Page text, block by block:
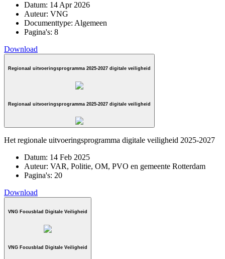
Datum: 14 Apr 2026
Auteur: VNG
Documenttype: Algemeen
Pagina's: 8
Download
Regionaal uitvoeringsprogramma 2025-2027 digitale veiligheid
Regionaal uitvoeringsprogramma 2025-2027 digitale veiligheid
Het regionale uitvoeringsprogramma digitale veiligheid 2025-2027
Datum: 14 Feb 2025
Auteur: VAR, Politie, OM, PVO en gemeente Rotterdam
Pagina's: 20
Download
VNG Focusblad Digitale Veiligheid
VNG Focusblad Digitale Veiligheid